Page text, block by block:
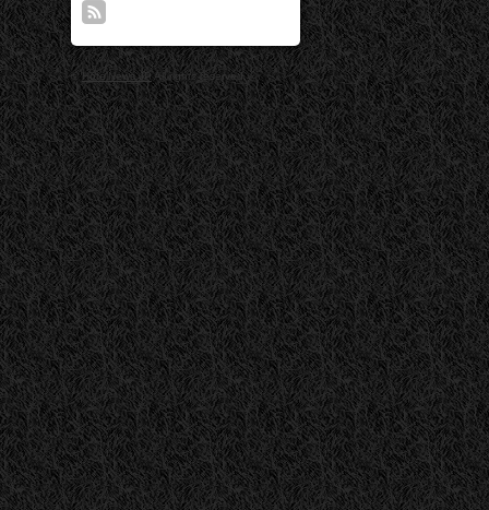
©HotelNews.JPAll rights reserved.